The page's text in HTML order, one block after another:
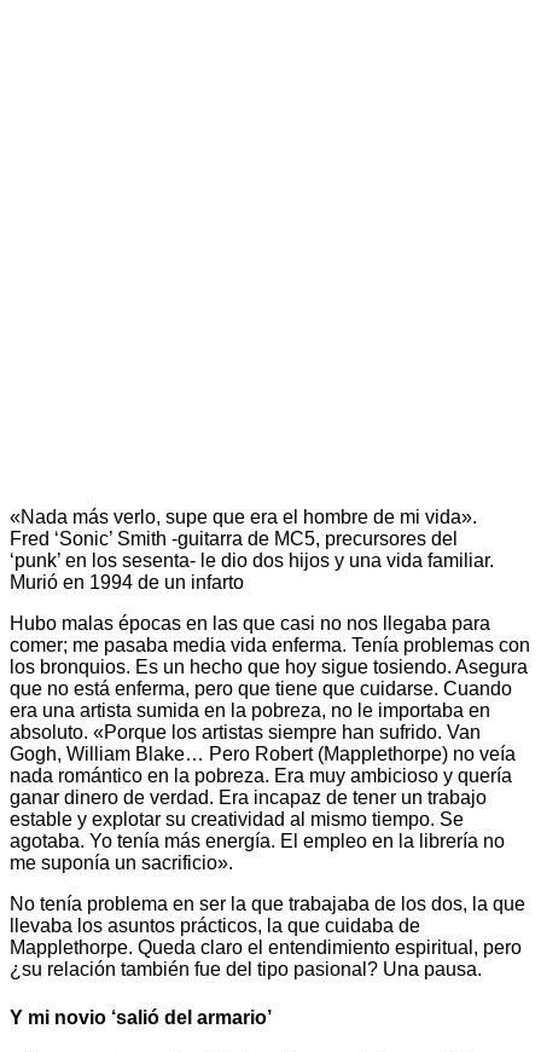
«Nada más verlo, supe que era el hombre de mi vida».
Fred ‘Sonic’ Smith -guitarra de MC5, precursores del
‘punk’ en los sesenta- le dio dos hijos y una vida familiar.
Murió en 1994 de un infarto
Hubo malas épocas en las que casi no nos llegaba para
comer; me pasaba media vida enferma. Tenía problemas con
los bronquios. Es un hecho que hoy sigue tosiendo. Asegura
que no está enferma, pero que tiene que cuidarse. Cuando
era una artista sumida en la pobreza, no le importaba en
absoluto. «Porque los artistas siempre han sufrido. Van
Gogh, William Blake… Pero Robert (Mapplethorpe) no veía
nada romántico en la pobreza. Era muy ambicioso y quería
ganar dinero de verdad. Era incapaz de tener un trabajo
estable y explotar su creatividad al mismo tiempo. Se
agotaba. Yo tenía más energía. El empleo en la librería no
me suponía un sacrificio».
No tenía problema en ser la que trabajaba de los dos, la que
llevaba los asuntos prácticos, la que cuidaba de
Mapplethorpe. Queda claro el entendimiento espiritual, pero
¿su relación también fue del tipo pasional? Una pausa.
Y mi novio ‘salió del armario’